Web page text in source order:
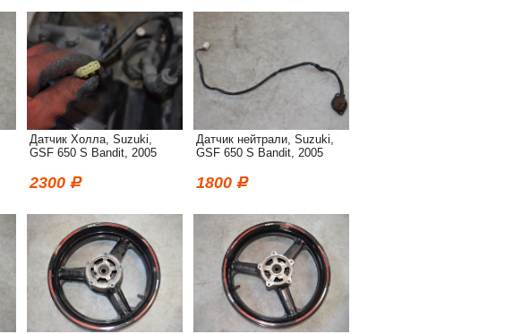
Датчик Холла, Suzuki,
GSF 650 S Bandit, 2005
2300
Датчик нейтрали, Suzuki,
GSF 650 S Bandit, 2005
1800